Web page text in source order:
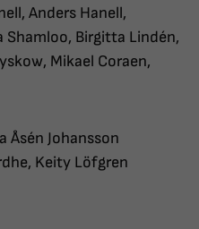
Anders Hanell,
Shamloo, Birgitta Lindén,
Mikael Coraen,
Åsén Johansson
Keity Löfgren